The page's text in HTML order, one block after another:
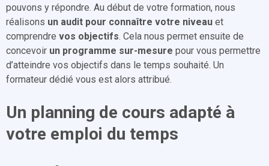
pouvons y répondre. Au début de votre formation, nous
réalisons un audit pour connaître votre niveau et
comprendre vos objectifs. Cela nous permet ensuite de
concevoir un programme sur-mesure pour vous permettre
d’atteindre vos objectifs dans le temps souhaité. Un
formateur dédié vous est alors attribué.
Un planning de cours adapté à
votre emploi du temps